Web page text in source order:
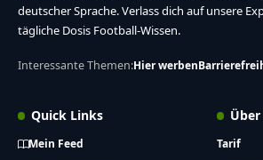
deutscher Sprache. Verlass dich auf unsere
tägliche Dosis Football-Wissen.
Interessante Themen:Hier werben
Quick Links
Mein Feed
Tarif